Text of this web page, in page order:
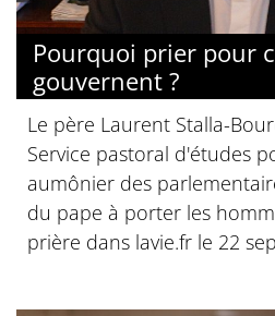
Pourquoi prier pour
gouvernent ?
Le père Laurent Stalla-
Service pastoral d'études
aumônier des
du pape à porter les
prière dans lavie.fr le 22